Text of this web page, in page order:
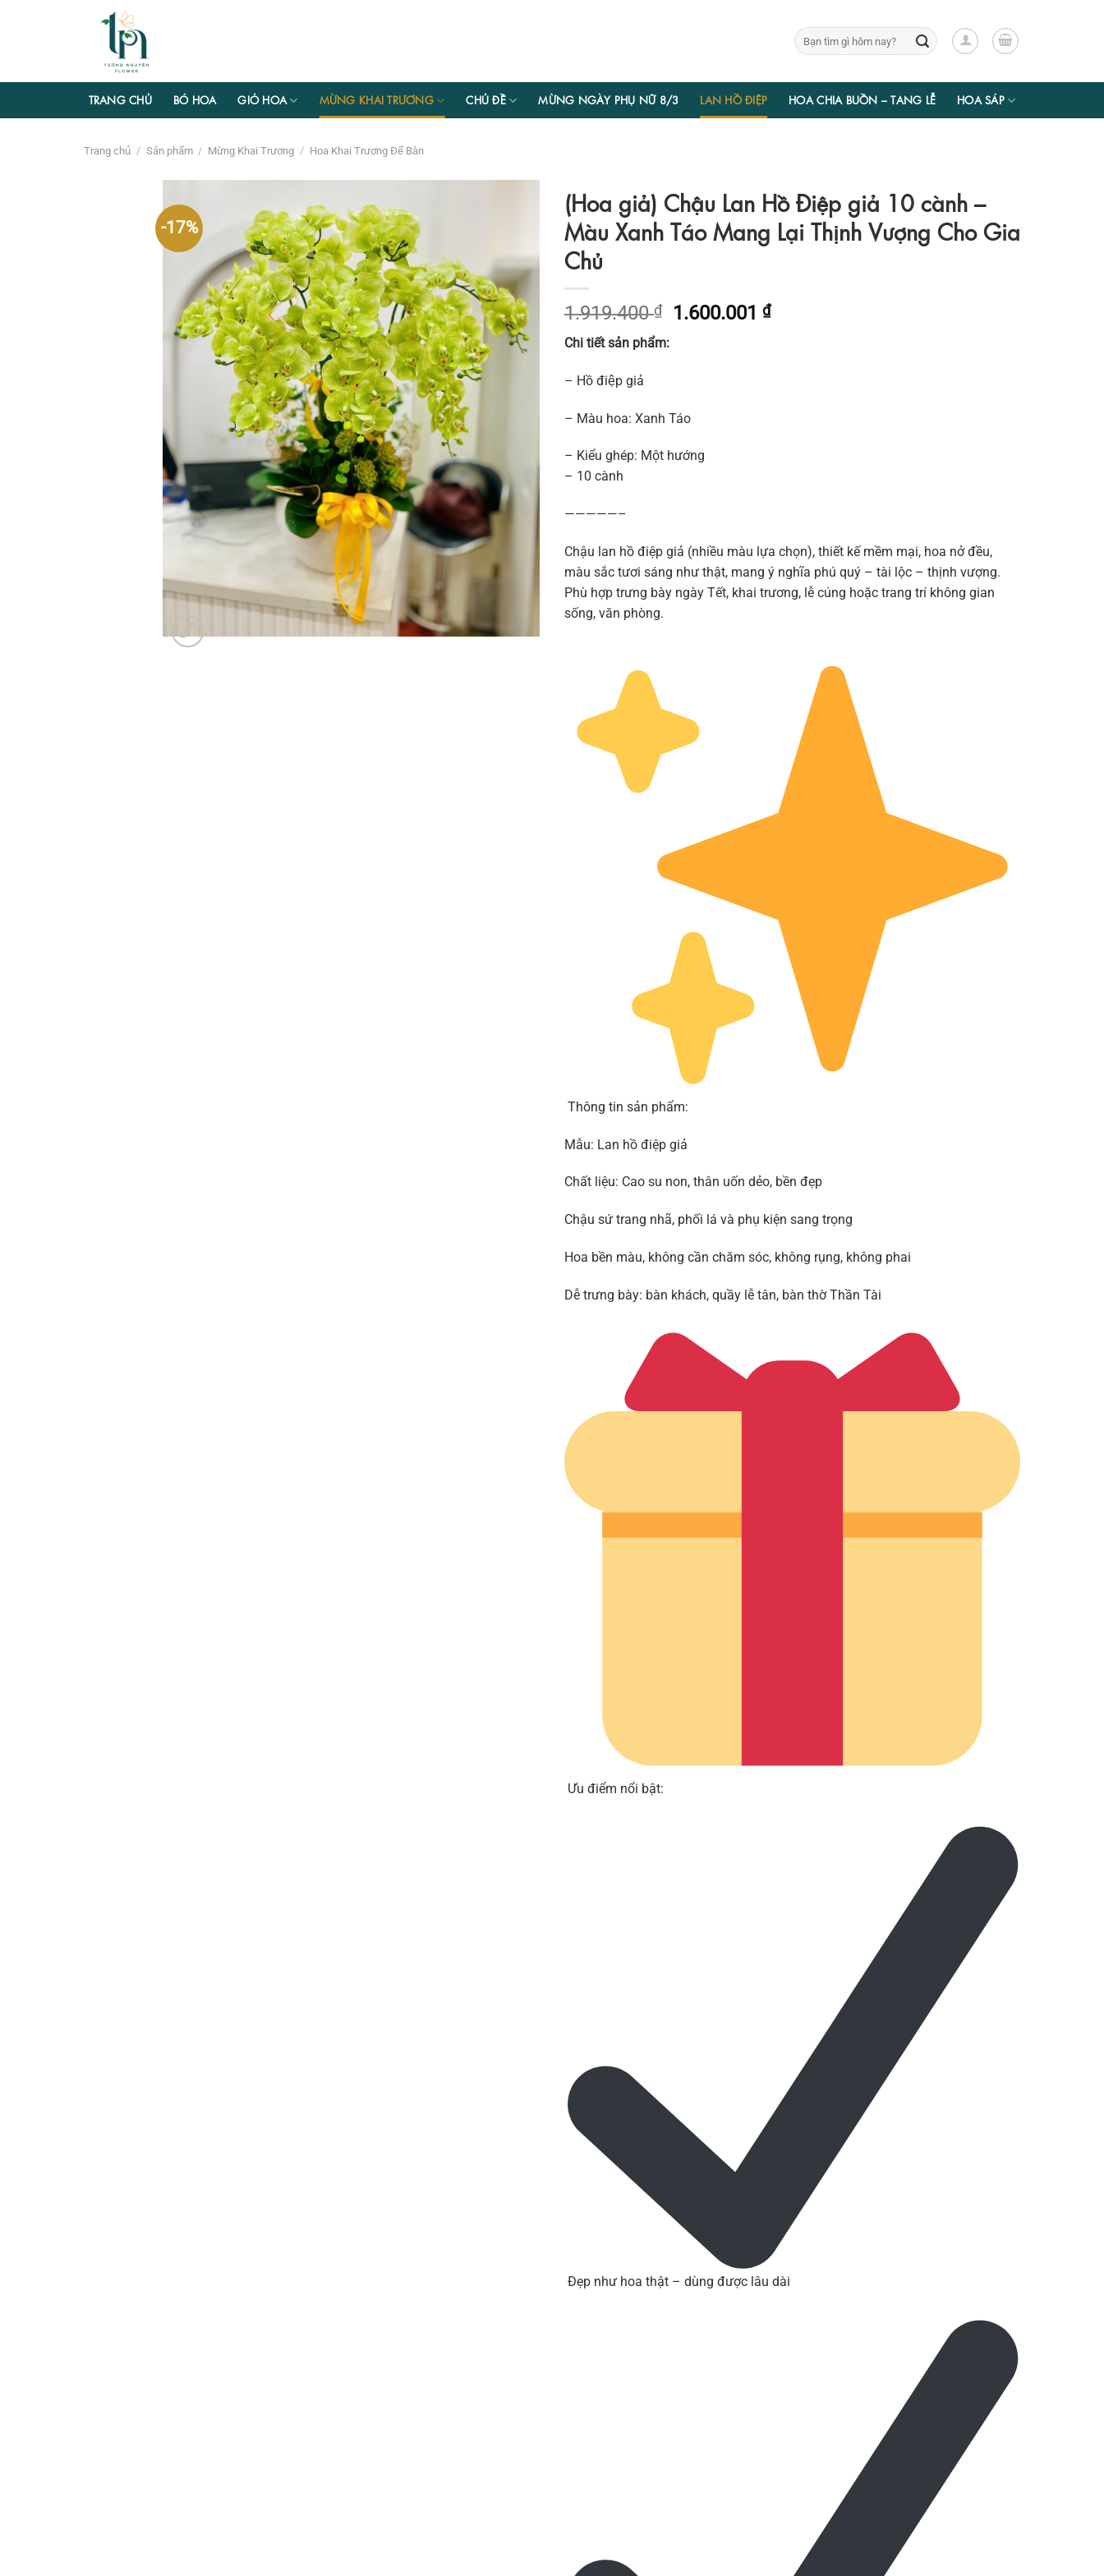
Tìm
kiếm:
TRANG CHỦ BÓ HOA GIỎ HOA MỪNG KHAI TRƯƠNG CHỦ ĐỀ MỪNG NGÀY PHỤ NỮ 8/3 LAN HỒ ĐIỆP HOA CHIA BUỒN – TANG LỄ HOA SÁP
Trang chủ / Sản phẩm / Mừng Khai Trương / Hoa Khai Trương Để Bàn
-17%
(Hoa giả) Chậu Lan Hồ Điệp giả 10 cành –
Màu Xanh Táo Mang Lại Thịnh Vượng Cho Gia
Chủ
1.919.400₫
Giá
1.600.001₫Giá
Chi tiết sản phẩm:
– Hồ điệp giả
– Màu hoa: Xanh Táo
– Kiểu ghép: Một hướng
– 10 cành
—————–
Chậu lan hồ điệp giả (nhiều màu lựa chọn), thiết kế mềm mại, hoa nở đều,
màu sắc tươi sáng như thật, mang ý nghĩa phú quý – tài lộc – thịnh vượng.
Phù hợp trưng bày ngày Tết, khai trương, lễ cúng hoặc trang trí không gian
sống, văn phòng.
Thông tin sản phẩm:
Mẫu: Lan hồ điệp giả
Chất liệu: Cao su non, thân uốn dẻo, bền đẹp
Chậu sứ trang nhã, phối lá và phụ kiện sang trọng
Hoa bền màu, không cần chăm sóc, không rụng, không phai
Dễ trưng bày: bàn khách, quầy lễ tân, bàn thờ Thần Tài
Ưu điểm nổi bật:
Đẹp như hoa thật – dùng được lâu dài